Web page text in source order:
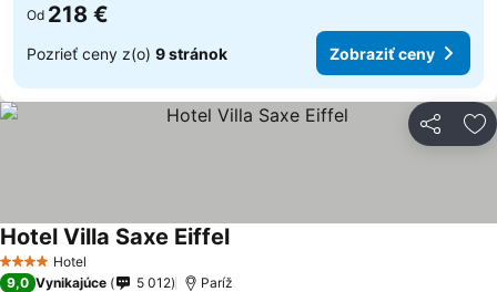
Od 218 €
Pozrieť ceny z(o) 9 stránok Zobraziť ceny
Zdieľať
4 Počet hviezdičiek
Hotel
Hotel Villa Saxe Eiffel
9,0 Vynikajúce 5 012 Paríž